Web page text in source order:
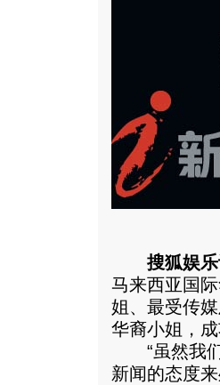
搜狐娱
马来西亚国
姐、最受传
华裔小姐，成
“虽然我们
新闻的态度